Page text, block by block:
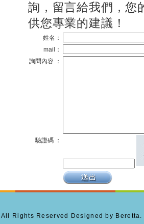
詢，留言給我們，您
供您專業的建議！
姓名：
mail：
詢問內容 ：
驗證碼 ：
All Rights Reserved Designed by Beretta.